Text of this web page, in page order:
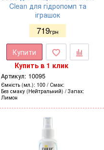
Clean для гідропомп та
іграшок
719грн
Купити
Купить в 1 клик
Артикул: 10095
Ємність (мл.) 100
Смак
Без смаку (Нейтральний)
Запах
Лимон